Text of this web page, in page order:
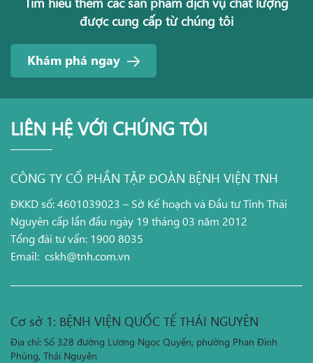
được cung cấp từ chúng tôi
Khám phá ngay
LIÊN HỆ VỚI CHÚNG TÔI
CÔNG TY CỔ PHẦN TẬP ĐOÀN BỆNH VIỆN TNH
ĐKKD số: 4601039023 – Sở Kế hoạch và Đầu tư Tỉnh Thái
Nguyên cấp lần đầu ngày 19 tháng 03 năm 2012
Tổng đài tư vấn: 1900 8035
Email: cskh@tnh.com.vn
Cơ sở 1: BỆNH VIỆN QUỐC TẾ THÁI NGUYÊN
Địa chỉ: Số 328 đường Lương Ngọc Quyến, phường Phan Đình
Phùng, Thái Nguyên